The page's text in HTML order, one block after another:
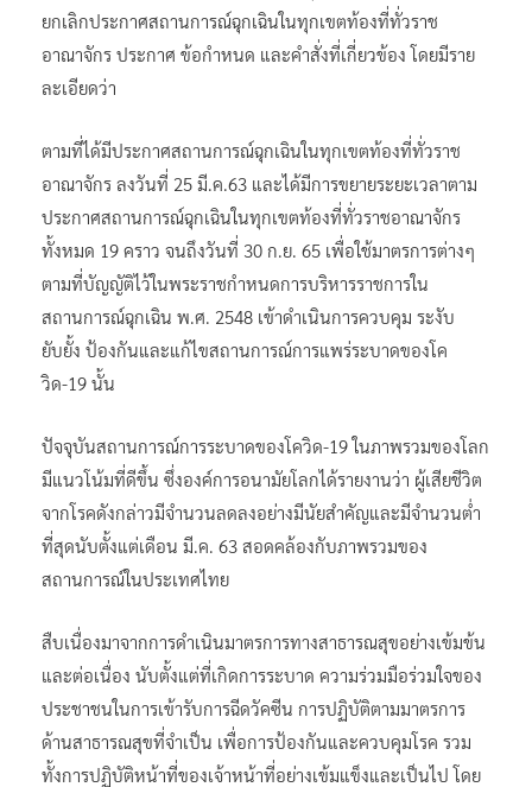
ยกเลิกประกาศสถานการณ์ฉุกเฉินในทุกเขตท้องที่ทั่วราช
อาณาจักร ประกาศ ข้อกำหนด และคำสั่งที่เกี่ยวข้อง โดยมีราย
ละเอียดว่า
ตามที่ได้มีประกาศสถานการณ์ฉุกเฉินในทุกเขตท้องที่ทั่วราช
อาณาจักร ลงวันที่ 25 มี.ค.63 และได้มีการขยายระยะเวลาตาม
ประกาศสถานการณ์ฉุกเฉินในทุกเขตท้องที่ทั่วราชอาณาจักร
ทั้งหมด 19 คราว จนถึงวันที่ 30 ก.ย. 65 เพื่อใช้มาตรการต่างๆ
ตามที่บัญญัติไว้ในพระราชกำหนดการบริหารราชการใน
สถานการณ์ฉุกเฉิน พ.ศ. 2548 เข้าดำเนินการควบคุม ระงับ
ยับยั้ง ป้องกันและแก้ไขสถานการณ์การแพร่ระบาดของโค
วิด-19 นั้น
ปัจจุบันสถานการณ์การระบาดของโควิด-19 ในภาพรวมของโลก
มีแนวโน้มที่ดีขึ้น ซึ่งองค์การอนามัยโลกได้รายงานว่า ผู้เสียชีวิต
จากโรคดังกล่าวมีจำนวนลดลงอย่างมีนัยสำคัญและมีจำนวนต่ำ
ที่สุดนับตั้งแต่เดือน มี.ค. 63 สอดคล้องกับภาพรวมของ
สถานการณ์ในประเทศไทย
สืบเนื่องมาจากการดำเนินมาตรการทางสาธารณสุขอย่างเข้มข้น
และต่อเนื่อง นับตั้งแต่ที่เกิดการระบาด ความร่วมมือร่วมใจของ
ประชาชนในการเข้ารับการฉีดวัคซีน การปฏิบัติตามมาตรการ
ด้านสาธารณสุขที่จำเป็น เพื่อการป้องกันและควบคุมโรค รวม
ทั้งการปฏิบัติหน้าที่ของเจ้าหน้าที่อย่างเข้มแข็งและเป็นไป โดย